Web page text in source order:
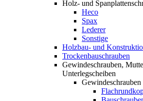
Holz- und
Heco
Spax
Lederer
Sonstige
Holzbau- und
Trockenbauschrauben
Gewindeschrauben,
Unterlegscheiben
Gewindeschrauben